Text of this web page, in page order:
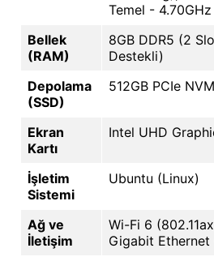
Temel -
Bellek
(RAM)
8GB DDR5 (2
Destekli)
Depolama
(SSD)
512GB PCIe
Ekran
Kartı
Intel UHD
İşletim
Sistemi
Ubuntu (Linux)
Ağ ve
İletişim
Wi-Fi 6
Gigabit Ethernet